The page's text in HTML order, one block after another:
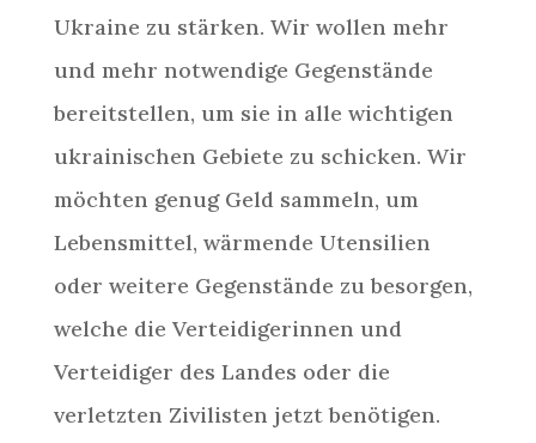
Ukraine zu stärken. Wir wollen mehr
und mehr notwendige Gegenstände
bereitstellen, um sie in alle wichtigen
ukrainischen Gebiete zu schicken. Wir
möchten genug Geld sammeln, um
Lebensmittel, wärmende Utensilien
oder weitere Gegenstände zu besorgen,
welche die Verteidigerinnen und
Verteidiger des Landes oder die
verletzten Zivilisten jetzt benötigen.